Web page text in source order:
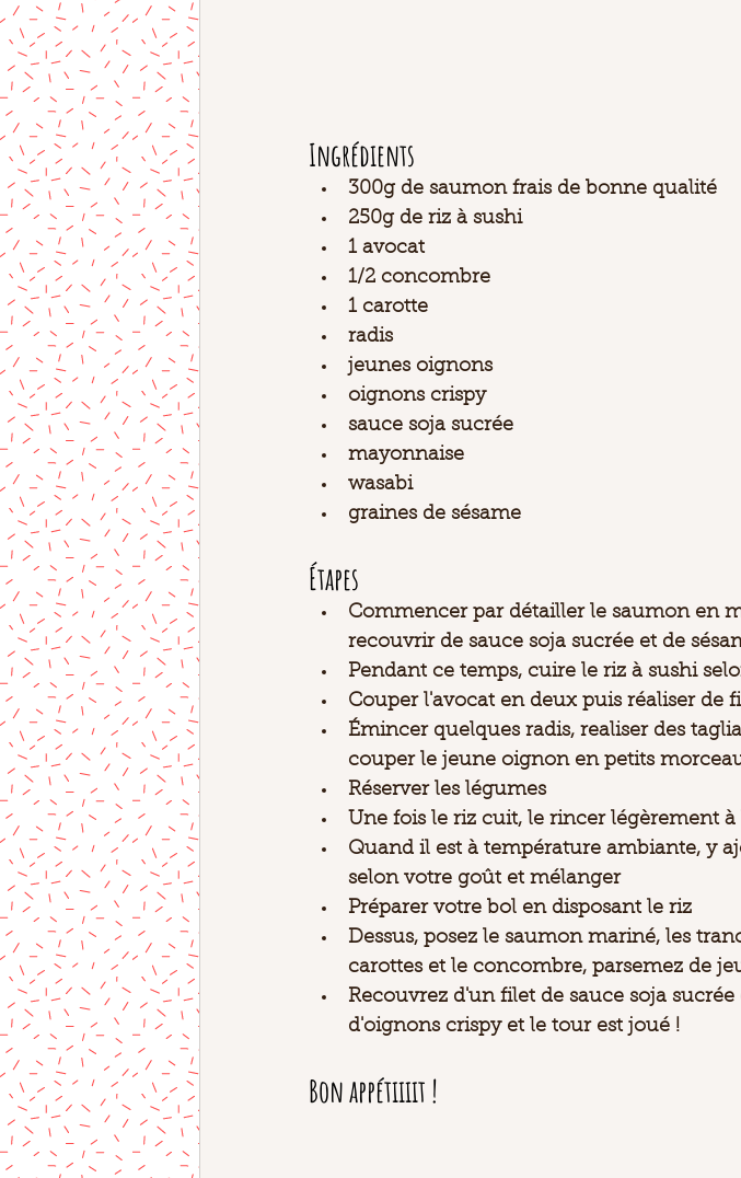
Ingrédients
300g de saumon frais de bonne qualité
250g de riz à sushi
1 avocat
1/2 concombre
1 carotte
radis
jeunes oignons
oignons crispy
sauce soja sucrée
mayonnaise
wasabi
graines de sésame
Étapes
Commencer par détailler le saumon en
recouvrir de sauce soja sucrée et de
Pendant ce temps, cuire le riz à sushi
Couper l'avocat en deux puis réaliser de
Émincer quelques radis, realiser des
couper le jeune oignon en petits
Réserver les légumes
Une fois le riz cuit, le rincer légèrement
Quand il est à température ambiante, y
selon votre goût et mélanger
Préparer votre bol en disposant le riz
Dessus, posez le saumon mariné, les
carottes et le concombre, parsemez de
Recouvrez d'un filet de sauce soja
d'oignons crispy et le tour est joué !
Bon appétiiiit !